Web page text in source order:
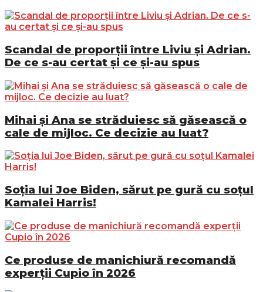
Scandal de proporții între Liviu și Adrian.
De ce s-au certat și ce și-au spus
Mihai și Ana se străduiesc să găsească o
cale de mijloc. Ce decizie au luat?
Soția lui Joe Biden, sărut pe gură cu soțul
Kamalei Harris!
Ce produse de manichiură recomandă
experții Cupio în 2026